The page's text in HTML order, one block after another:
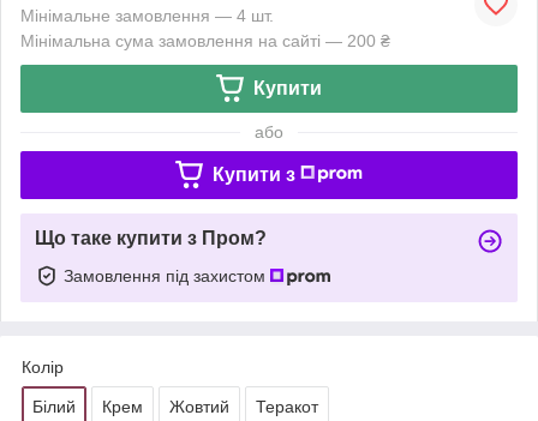
Мінімальне замовлення — 4 шт.
Мінімальна сума замовлення на сайті — 200 ₴
Купити
або
Купити з
Що таке купити з Пром?
Замовлення під захистом
Колір
Білий Крем Жовтий Теракот